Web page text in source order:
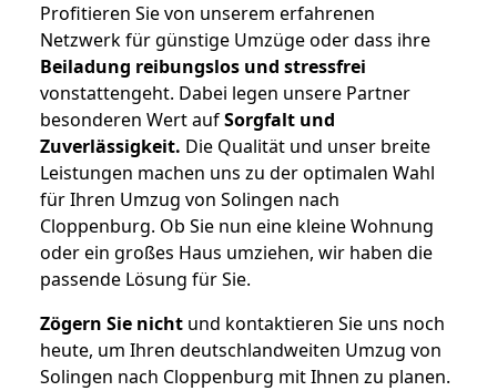
Profitieren Sie von unserem erfahrenen
Netzwerk für günstige Umzüge oder dass ihre
Beiladung reibungslos und stressfrei
vonstattengeht. Dabei legen unsere Partner
besonderen Wert aufSorgfalt und
Zuverlässigkeit. Die Qualität und unser breite
Leistungen machen uns zu der optimalen Wahl
für Ihren Umzug von Solingen nach
Cloppenburg. Ob Sie nun eine kleine Wohnung
oder ein großes Haus umziehen, wir haben die
passende Lösung für Sie.
Zögern Sie nicht und kontaktieren Sie uns noch
heute, um Ihren deutschlandweiten Umzug von
Solingen nach Cloppenburg mit Ihnen zu planen.